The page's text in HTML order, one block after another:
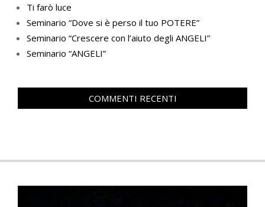
Ti farò luce
Seminario “Dove si è perso il tuo POTERE”
Seminario “Crescere con l’aiuto degli ANGELI”
Seminario “ANGELI”
COMMENTI RECENTI